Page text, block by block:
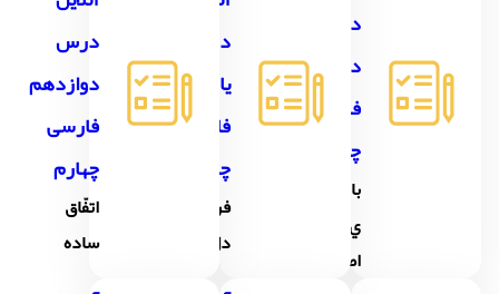
درس
دهم
فارسی
چهارم
باغچه
ي
اطفال
درس
یازدهم
فارسی
چهارم
فرمانده
دل ها
درس
دوازدهم
فارسی
چهارم
اتفّاق
ساده